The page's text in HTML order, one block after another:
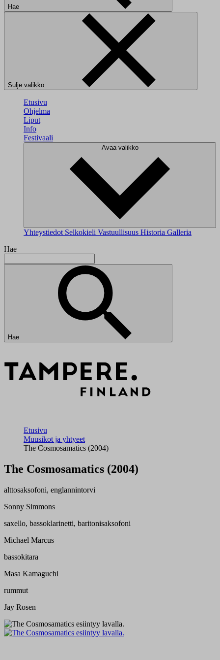
Hae
Sulje valikko
Etusivu
Ohjelma
Liput
Info
Festivaali
Avaa valikko
Yhteystiedot Selkokieli Vastuullisuus Historia Galleria
Hae
Hae
Etusivu
Muusikot ja yhtyeet
The Cosmosamatics (2004)
The Cosmosamatics (2004)
alttosaksofoni, englannintorvi
Sonny Simmons
saxello, bassoklarinetti, baritonisaksofoni
Michael Marcus
bassokitara
Masa Kamaguchi
rummut
Jay Rosen